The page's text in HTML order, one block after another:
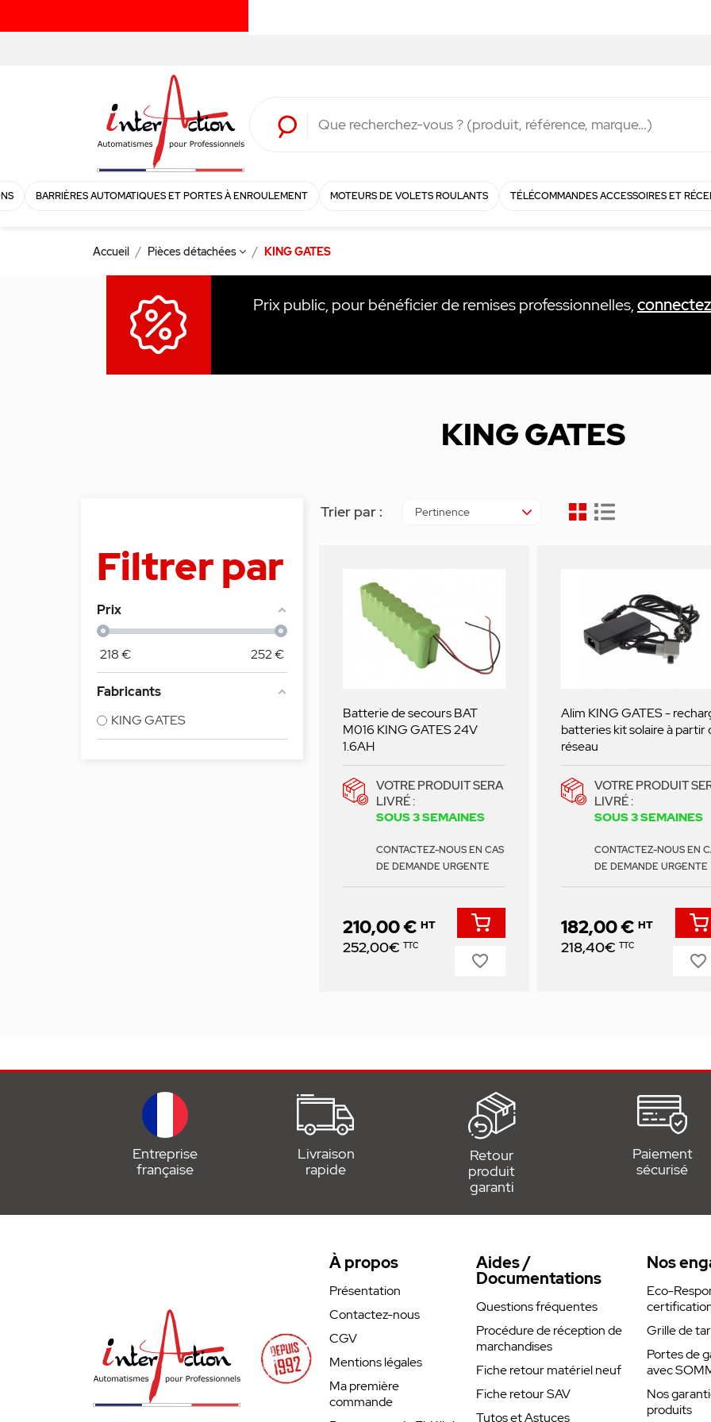
BARRIÈRES AUTOMATIQUES ET PORTES À ENROULEMENT MOTEURS DE VOLETS ROULANTS TÉLÉCOMMANDES ACCESSOIRES ET
Accueil Pièces détachées KING GATES
KING GATES
Prix public, pour bénéficier de remises professionnelles,
Filtrer par
Prix
218€ 252€
Fabricants
KING GATES
Trier par : Pertinence
Batterie de secours BAT
M016 KING GATES 24V
1.6AH
VOTRE PRODUIT SERA
LIVRÉ :
SOUS 3 SEMAINES
CONTACTEZ-NOUS EN CAS
DE DEMANDE URGENTE
Prix
210,00 € HT
252,00€ TTC
favorite_border
Alim KING GATES -
batteries kit solaire à partir
réseau
VOTRE PRODUIT
LIVRÉ :
SOUS 3 SEMAINES
CONTACTEZ-NOUS EN
DE DEMANDE URGENTE
Prix
182,00 € HT
218,40€ TTC
favorite_border
Entreprise
française
Livraison
rapide
Retour
produit
garanti
Paiement
sécurisé
À propos
Présentation
Contactez-nous
CGV
Mentions légales
Ma première
commande
Aides /
Documentations
Questions fréquentes
Procédure de réception de
marchandises
Fiche retour matériel neuf
Fiche retour SAV
Tutos et Astuces
Nos
Eco-
Grille de
Portes de
avec
Nos
produits